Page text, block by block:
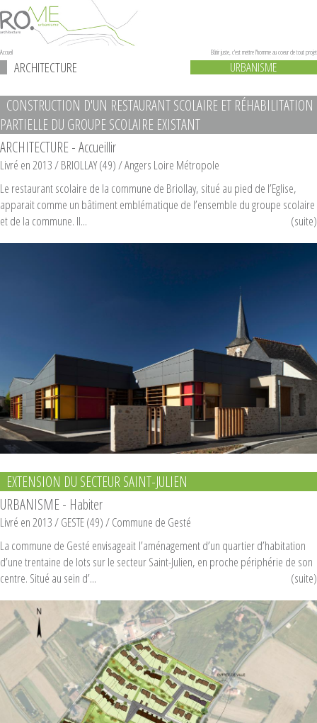
Accueil Bâtir juste, c'est mettre l'homme au coeur de tout projet
ARCHITECTURE URBANISME
CONSTRUCTION D'UN RESTAURANT SCOLAIRE ET RÉHABILITATION
PARTIELLE DU GROUPE SCOLAIRE EXISTANT
ARCHITECTURE - Accueillir
Livré en 2013/ BRIOLLAY (49) /Angers Loire Métropole
Le restaurant scolaire de la commune de Briollay, situé au pied de l’Eglise,
apparait comme un bâtiment emblématique de l’ensemble du groupe scolaire
et de la commune. Il...
(suite)
EXTENSION DU SECTEUR SAINT-JULIEN
URBANISME - Habiter
Livré en 2013/ GESTE (49) /Commune de Gesté
La commune de Gesté envisageait l’aménagement d’un quartier d’habitation
d’une trentaine de lots sur le secteur Saint-Julien, en proche périphérie de son
centre. Situé au sein d’...
(suite)
Pages